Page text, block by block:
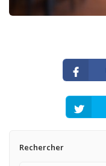
Rechercher